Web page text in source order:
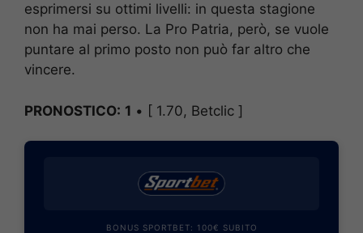
esprimersi su ottimi livelli: in questa stagione
non ha mai perso. La Pro Patria, però, se vuole
puntare al primo posto non può far altro che
vincere.
PRONOSTICO: 1 • [ 1.70, Betclic ]
BONUS SPORTBET: 100€ SUBITO